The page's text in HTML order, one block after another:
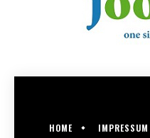
HOME IMPRESSUM